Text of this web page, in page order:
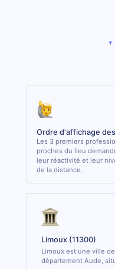
Ordre d'affichage
Les 3 premiers
proches du lieu
leur réactivité et leur
de la distance.
Limoux (11300)
Limoux est une ville
département Aude,